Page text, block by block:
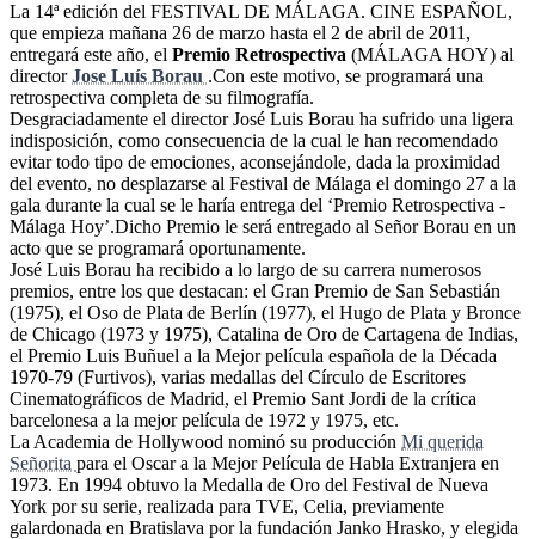
La 14ª edición del FESTIVAL DE MÁLAGA. CINE ESPAÑOL,
que empieza mañana 26 de marzo hasta el 2 de abril de 2011,
entregará este año, el Premio Retrospectiva (MÁLAGA HOY) al
directorJose Luís Borau .Con este motivo, se programará una
retrospectiva completa de su filmografía.
Desgraciadamente el director José Luis Borau ha sufrido una ligera
indisposición, como consecuencia de la cual le han recomendado
evitar todo tipo de emociones, aconsejándole, dada la proximidad
del evento, no desplazarse al Festival de Málaga el domingo 27 a la
gala durante la cual se le haría entrega del ‘Premio Retrospectiva -
Málaga Hoy’.Dicho Premio le será entregado al Señor Borau en un
acto que se programará oportunamente.
José Luis Borau ha recibido a lo largo de su carrera numerosos
premios, entre los que destacan: el Gran Premio de San Sebastián
(1975), el Oso de Plata de Berlín (1977), el Hugo de Plata y Bronce
de Chicago (1973 y 1975), Catalina de Oro de Cartagena de Indias,
el Premio Luis Buñuel a la Mejor película española de la Década
1970-79 (Furtivos), varias medallas del Círculo de Escritores
Cinematográficos de Madrid, el Premio Sant Jordi de la crítica
barcelonesa a la mejor película de 1972 y 1975, etc.
La Academia de Hollywood nominó su producción Mi querida
Señorita para el Oscar a la Mejor Película de Habla Extranjera en
1973. En 1994 obtuvo la Medalla de Oro del Festival de Nueva
York por su serie, realizada para TVE, Celia, previamente
galardonada en Bratislava por la fundación Janko Hrasko, y elegida